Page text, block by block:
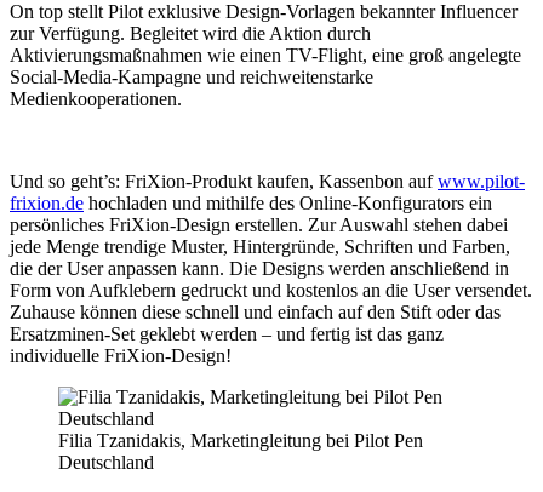
On top stellt Pilot exklusive Design-Vorlagen bekannter Influencer
zur Verfügung. Begleitet wird die Aktion durch
Aktivierungsmaßnahmen wie einen TV-Flight, eine groß angelegte
Social-Media-Kampagne und reichweitenstarke
Medienkooperationen.
Und so geht’s: FriXion-Produkt kaufen, Kassenbon aufwww.pilot-
frixion.de hochladen und mithilfe des Online-Konfigurators ein
persönliches FriXion-Design erstellen. Zur Auswahl stehen dabei
jede Menge trendige Muster, Hintergründe, Schriften und Farben,
die der User anpassen kann. Die Designs werden anschließend in
Form von Aufklebern gedruckt und kostenlos an die User versendet.
Zuhause können diese schnell und einfach auf den Stift oder das
Ersatzminen-Set geklebt werden – und fertig ist das ganz
individuelle FriXion-Design!
Filia Tzanidakis, Marketingleitung bei Pilot Pen
Deutschland